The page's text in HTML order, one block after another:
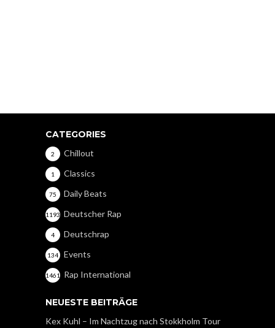
CATEGORIES
Chillout
2
Classics
1
Daily Beats
75
Deutscher Rap
1193
Deutschrap
4
Events
134
Rap International
1461
NEUESTE BEITRÄGE
Kex Kuhl – Im Nachtzug nach Stokkholm Tour